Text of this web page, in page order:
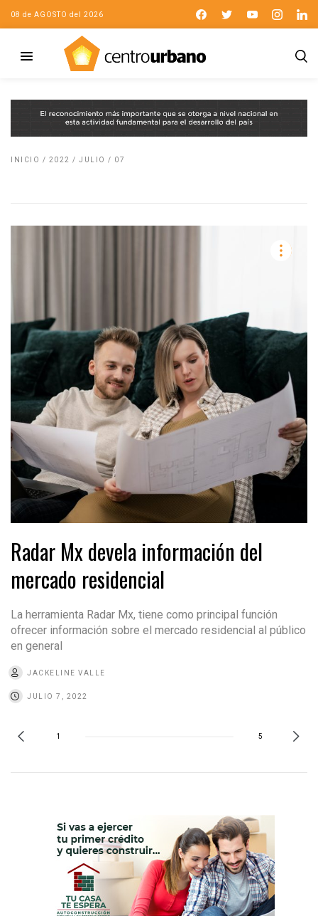
08 de AGOSTO del 2026
INICIO / 2022 / JULIO / 07
Radar Mx devela información del
mercado residencial
La herramienta Radar Mx, tiene como principal función
ofrecer información sobre el mercado residencial al público
en general
JACKELINE VALLE
JULIO 7, 2022
1 5